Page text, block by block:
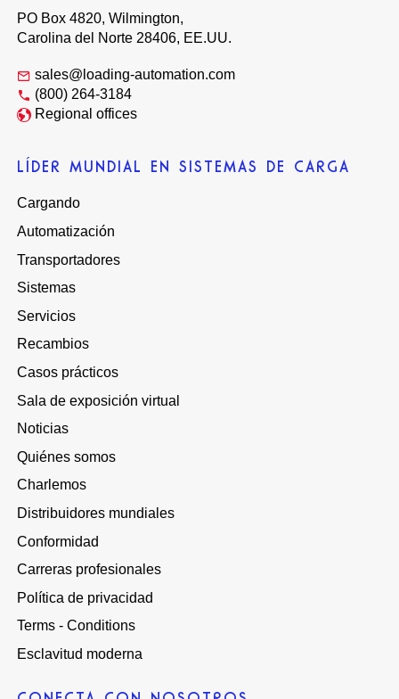
PO Box 4820, Wilmington,
Carolina del Norte 28406, EE.UU.
sales@loading-automation.com
(800) 264-3184
Regional offices
LÍDER MUNDIAL EN SISTEMAS DE CARGA
Cargando
Automatización
Transportadores
Sistemas
Servicios
Recambios
Casos prácticos
Sala de exposición virtual
Noticias
Quiénes somos
Charlemos
Distribuidores mundiales
Conformidad
Carreras profesionales
Política de privacidad
Terms - Conditions
Esclavitud moderna